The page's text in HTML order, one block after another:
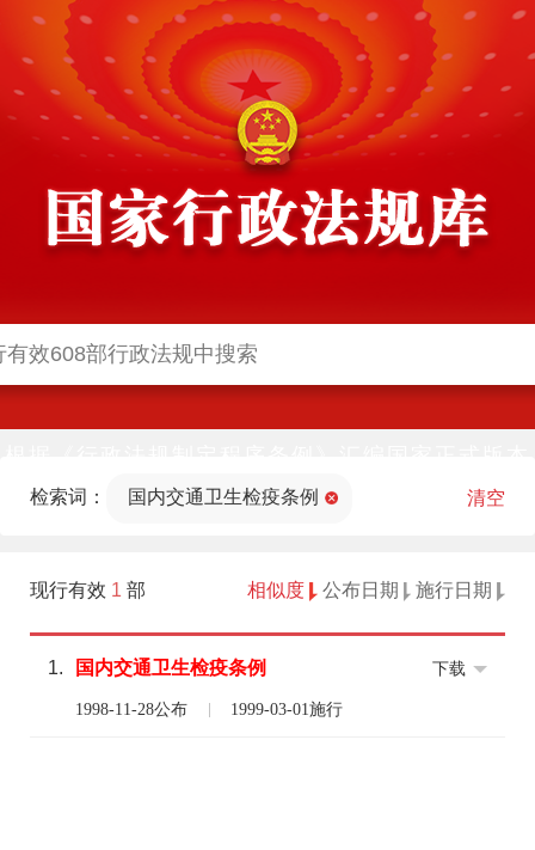
法部官网)同步公布
检索词： 国内交通卫生检疫条例 清空
现行有效 1 部 相似度 公布日期 施行日期
1. 国内交通卫生检疫条例
1998-11-28公布 1999-03-01施行
下载